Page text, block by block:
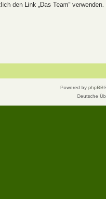
den Link „Das Team“ verwenden.
Powered by phpBB
Deutsche